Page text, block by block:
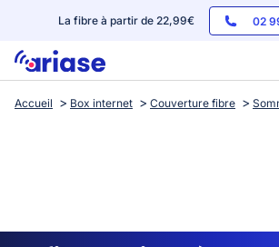
La fibre à partir de 22,99€ 02
Box internet
Streaming
Accueil Box internet Couverture fibre